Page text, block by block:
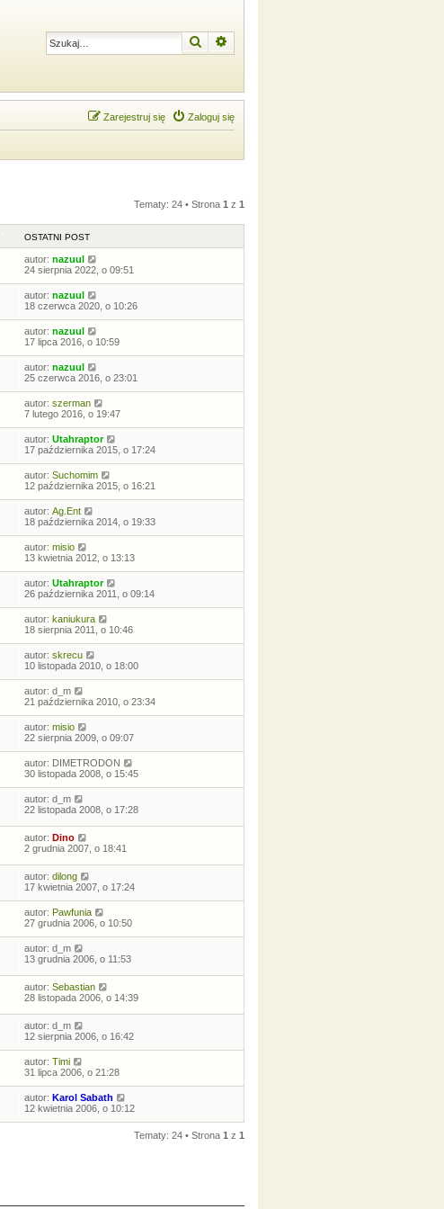
Szukaj
Zaloguj się
Zarejestruj się
Tematy: 24 • Strona 1 z 1
OSTATNI POST
autor: nazuul
24 sierpnia 2022, o 09:51
autor: nazuul
18 czerwca 2020, o 10:26
autor: nazuul
17 lipca 2016, o 10:59
autor: nazuul
25 czerwca 2016, o 23:01
autor: szerman
7 lutego 2016, o 19:47
autor: Utahraptor
17 października 2015, o 17:24
autor: Suchomim
12 października 2015, o 16:21
autor: Ag.Ent
18 października 2014, o 19:33
autor: misio
13 kwietnia 2012, o 13:13
autor: Utahraptor
26 października 2011, o 09:14
autor: kaniukura
18 sierpnia 2011, o 10:46
autor: skrecu
10 listopada 2010, o 18:00
autor: d_m
21 października 2010, o 23:34
autor: misio
22 sierpnia 2009, o 09:07
autor: DIMETRODON
30 listopada 2008, o 15:45
autor: d_m
22 listopada 2008, o 17:28
autor: Dino
2 grudnia 2007, o 18:41
autor: dilong
17 kwietnia 2007, o 17:24
autor: Pawfunia
27 grudnia 2006, o 10:50
autor: d_m
13 grudnia 2006, o 11:53
autor: Sebastian
28 listopada 2006, o 14:39
autor: d_m
12 sierpnia 2006, o 16:42
autor: Timi
31 lipca 2006, o 21:28
autor: Karol Sabath
12 kwietnia 2006, o 10:12
Tematy: 24 • Strona 1 z 1